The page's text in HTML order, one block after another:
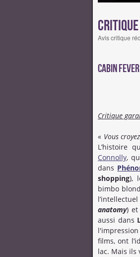
Critique
Avis critique
Cabin fever
Critique
« Vous
L’histoire
Connolly,
dans
shopping),
bimbo
anatomy) et
aussi dans
films, ont
lac. Mais ils